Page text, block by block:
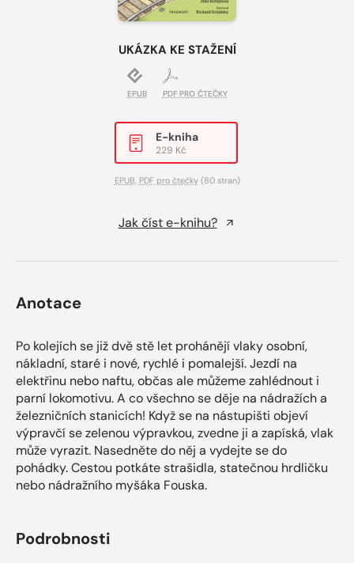
UKÁZKA KE STAŽENÍ
EPUB PDF PRO ČTEČKY
E-kniha
229 Kč
EPUB, PDF pro čtečky(80 stran)
Jak číst e-knihu?
Anotace
Po kolejích se již dvě stě let prohánějí vlaky osobní,
nákladní, staré i nové, rychlé i pomalejší. Jezdí na
elektřinu nebo naftu, občas ale můžeme zahlédnout i
parní lokomotivu. A co všechno se děje na nádražích a
železničních stanicích! Když se na nástupišti objeví
výpravčí se zelenou výpravkou, zvedne ji a zapíská, vlak
může vyrazit. Nasedněte do něj a vydejte se do
pohádky. Cestou potkáte strašidla, statečnou hrdličku
nebo nádražního myšáka Fouska.
Podrobnosti